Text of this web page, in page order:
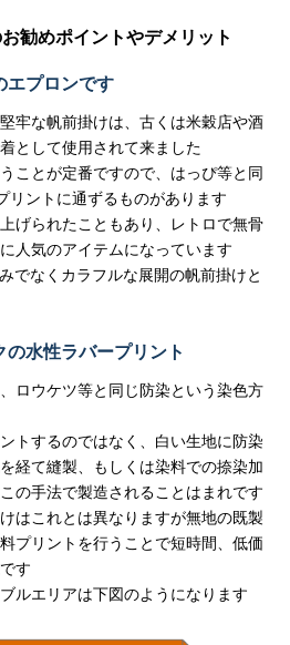
勧めポイントやデメリット
エプロンです
牢な帆前掛けは、古くは米穀店や酒
として使用されて来ました
ことが定番ですので、はっぴ等と同
リントに通ずるものがあります
げられたこともあり、レトロで無骨
人気のアイテムになっています
でなくカラフルな展開の帆前掛けと
水性ラバープリント
ロウケツ等と同じ防染という染色方
トするのではなく、白い生地に防染
経て縫製、もしくは染料での捺染加
の手法で製造されることはまれです
はこれとは異なりますが無地の既製
プリントを行うことで短時間、低価
す
ルエリアは下図のようになります